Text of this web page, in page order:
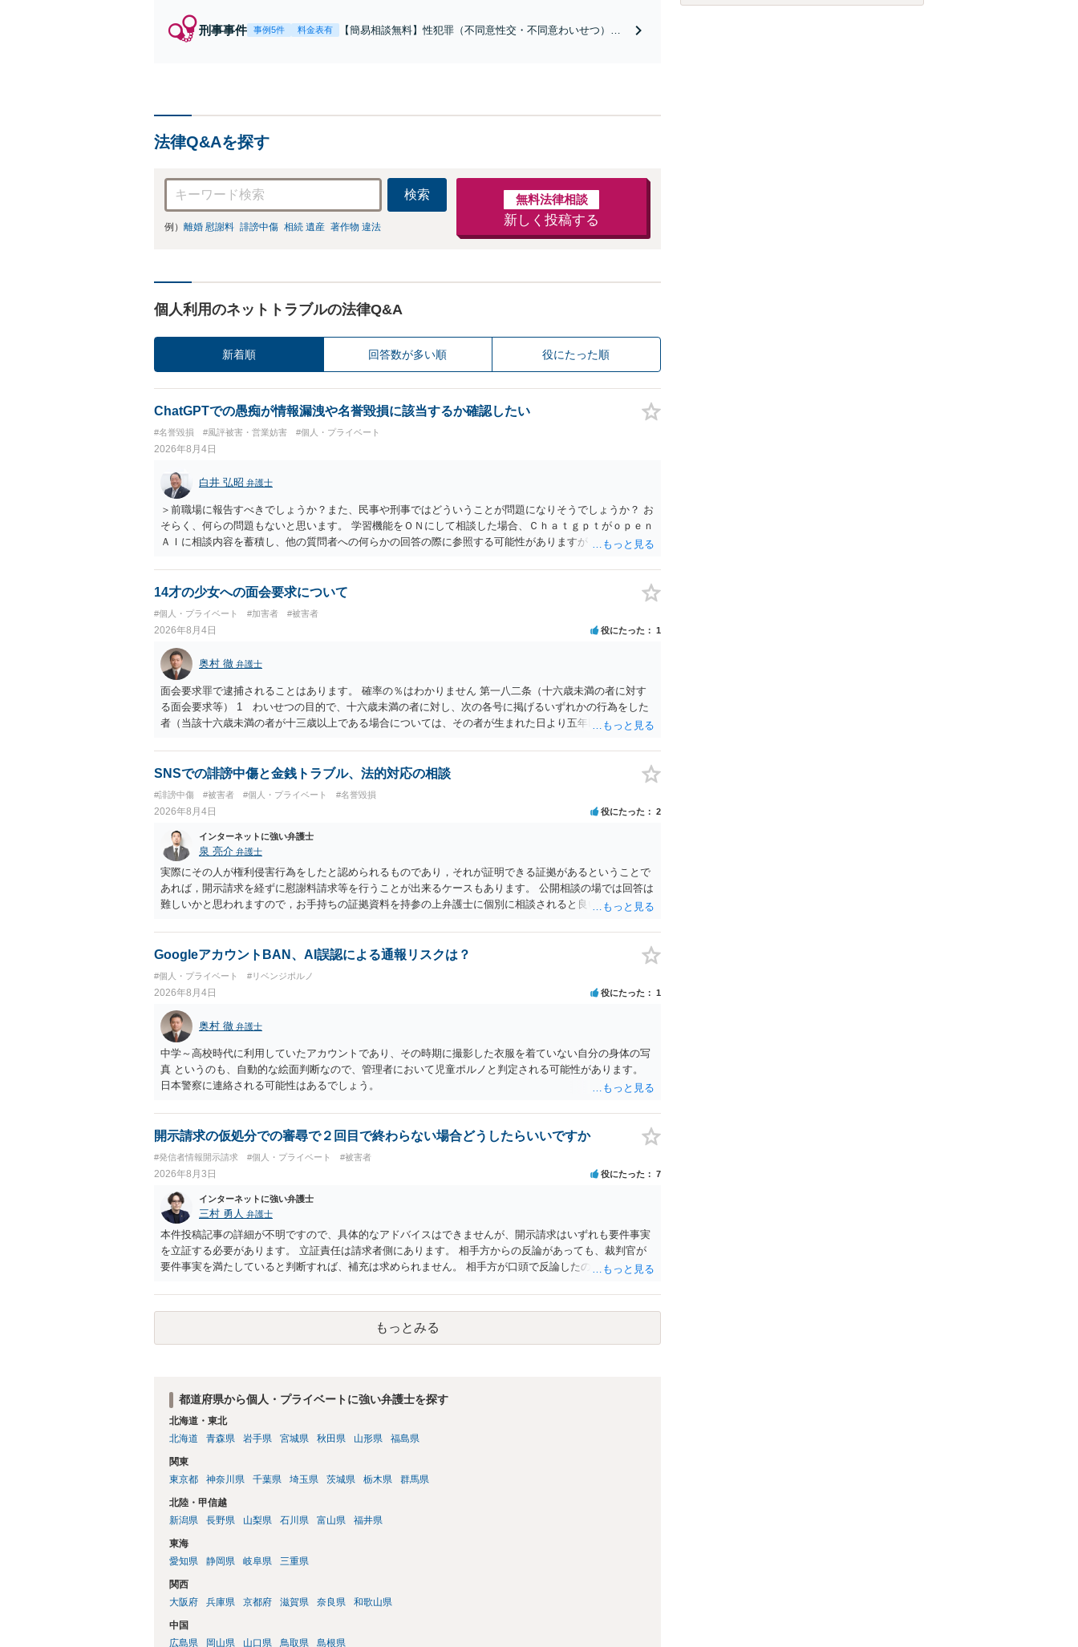
刑事事件 事例5件 料金表有
【簡易相談無料】性犯罪（不同意性交・不同意わいせつ）・
法律Q&Aを探す
検索
例） 離婚 慰謝料 誹謗中傷 相続 遺産 著作物 違法
無料法律相談
新しく投稿する
個人利用のネットトラブルの法律Q&A
新着順 回答数が多い順 役にたった順
ChatGPTでの愚痴が情報漏洩や名誉毀損に該当するか確認したい
#名誉毀損 #風評被害・営業妨害 #個人・プライベート
2026年8月4日
白井 弘昭 弁護士
＞前職場に報告すべきでしょうか？また、民事や刑事ではどういうことが問題になりそうでしょうか？ お
そらく、何らの問題もないと思います。 学習機能をＯＮにして相談した場合、Ｃｈａｔｇｐｔがｏｐｅｎ
ＡＩに相談内容を蓄積し、他の質問者への何らかの回答の際に参照する可能性がありますが、個人名や会
ので、その情報自体が、秘密情報に当たるとは思えませんし、名誉棄損として、個人や会社に対する誹謗
中傷の不特定多数への公開に当たるとも思われません。 もちろん、誰がその内容をｃｈａｔｇｐｔに入力
して書き込んだとしても）、相談者さんが刑事民事の責任に問われることはないでしょう。 私見ながらご
参考まで。
14才の少女への面会要求について
#個人・プライベート #加害者 #被害者
2026年8月4日 役にたった 1
奥村 徹 弁護士
面会要求罪で逮捕されることはあります。 確率の％はわかりません 第一八二条（十六歳未満の者に対す
る面会要求等） 1 わいせつの目的で、十六歳未満の者に対し、次の各号に掲げるいずれかの行為をした
者（当該十六歳未満の者が十三歳以上である場合については、その者が生まれた日より五年以上前の日に
又は誘惑して面会を要求すること。 二 拒まれたにもかかわらず、反復して面会を要求すること。 三
金銭その他の利益を供与し、又はその申込み若しくは約束をして面会を要求すること。 2前項の罪を犯
罰金に処する。
SNSでの誹謗中傷と金銭トラブル、法的対応の相談
#誹謗中傷 #被害者 #個人・プライベート #名誉毀損
2026年8月4日 役にたった 2
インターネットに強い弁護士
泉 亮介 弁護士
実際にその人が権利侵害行為をしたと認められるものであり，それが証明できる証拠があるということで
あれば，開示請求を経ずに慰謝料請求等を行うことが出来るケースもあります。 公開相談の場では回答は
難しいかと思われますので，お手持ちの証拠資料を持参の上弁護士に個別に相談されると良いでしょう。
GoogleアカウントBAN、AI誤認による通報リスクは？
#個人・プライベート #リベンジポルノ
2026年8月4日 役にたった 1
奥村 徹 弁護士
中学～高校時代に利用していたアカウントであり、その時期に撮影した衣服を着ていない自分の身体の写
真 というのも、自動的な絵面判断なので、管理者において児童ポルノと判定される可能性があります。
日本警察に連絡される可能性はあるでしょう。
開示請求の仮処分での審尋で２回目で終わらない場合どうしたらいいですか
#発信者情報開示請求 #個人・プライベート #被害者
2026年8月3日 役にたった 7
インターネットに強い弁護士
三村 勇人 弁護士
本件投稿記事の詳細が不明ですので、具体的なアドバイスはできませんが、開示請求はいずれも要件事実
を立証する必要があります。 立証責任は請求者側にあります。 相手方からの反論があっても、裁判官が
要件事実を満たしていると判断すれば、補充は求められません。 相手方が口頭で反論したのは、仮処分は
はXのため、APのIPアドレスの保存期間の問題もございます。 開示請求は法律知識が不可欠ですが、それ
だけでは足りず、実務を踏まえた方法を選択することが重要です。
もっとみる
都道府県から個人・プライベートに強い弁護士を探す
北海道・東北
北海道
青森県 岩手県 宮城県 秋田県 山形県 福島県
関東
東京都
神奈川県 千葉県 埼玉県 茨城県 栃木県 群馬県
北陸・甲信越
新潟県
長野県 山梨県 石川県 富山県 福井県
東海
愛知県
静岡県 岐阜県 三重県
関西
大阪府
兵庫県 京都府 滋賀県 奈良県 和歌山県
中国
広島県
岡山県 山口県 鳥取県 島根県